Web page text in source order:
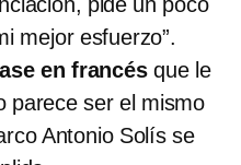
mejor esfuerzo”.
en francésque le
parece ser el mismo
Antonio Solís se